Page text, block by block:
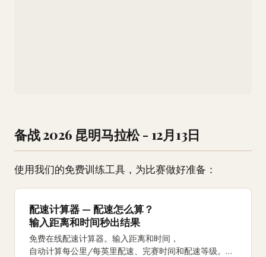
备战 2026 昆明马拉松 - 12月13日
使用我们的免费训练工具，为比赛做好准备：
配速计算器 — 配速怎么算？
输入距离和时间秒出结果
免费在线配速计算器。输入距离和时间，
自动计算每公里/每英里配速、完赛时间和配速等级。